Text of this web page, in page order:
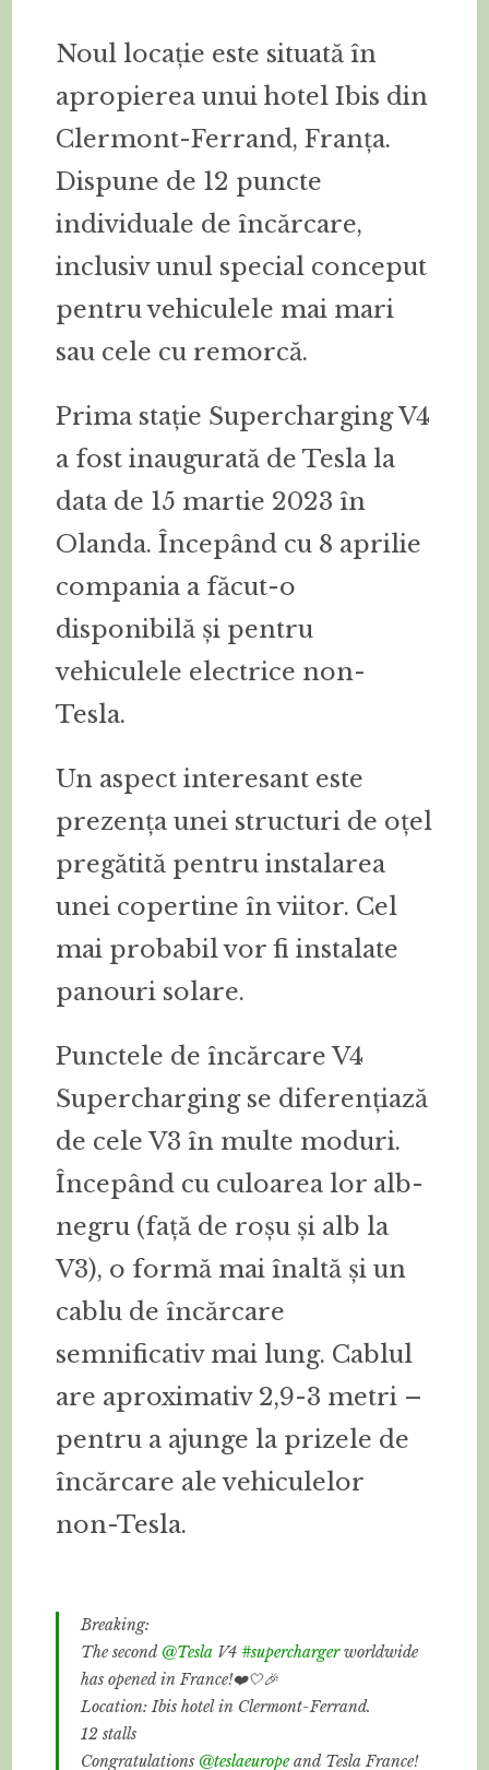
Noul locație este situată în
apropierea unui hotel Ibis din
Clermont-Ferrand, Franța.
Dispune de 12 puncte
individuale de încărcare,
inclusiv unul special conceput
pentru vehiculele mai mari
sau cele cu remorcă.
Prima stație Supercharging V4
a fost inaugurată de Tesla la
data de 15 martie 2023 în
Olanda. Începând cu 8 aprilie
compania a făcut-o
disponibilă și pentru
vehiculele electrice non-
Tesla.
Un aspect interesant este
prezența unei structuri de oțel
pregătită pentru instalarea
unei copertine în viitor. Cel
mai probabil vor fi instalate
panouri solare.
Punctele de încărcare V4
Supercharging se diferențiază
de cele V3 în multe moduri.
Începând cu culoarea lor alb-
negru (față de roșu și alb la
V3), o formă mai înaltă și un
cablu de încărcare
semnificativ mai lung. Cablul
are aproximativ 2,9-3 metri –
pentru a ajunge la prizele de
încărcare ale vehiculelor
non-Tesla.
Breaking:
The second @Tesla V4 #superchargerworldwide
has opened in France!❤️🤍🎉
Location: Ibis hotel in Clermont-Ferrand.
12 stalls
Congratulations @teslaeuropeand Tesla France!